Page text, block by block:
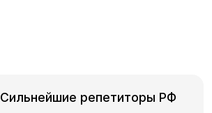
Сильнейшие репетиторы РФ